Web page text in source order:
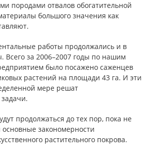
породами отвалов обогатительной
большого значения как
работы продолжались и в
Всего за 2006–2007 годы по нашим
было посажено саженцев
растений на площади 43 га. И эти
мере решат
продолжаться до тех пор, пока не
основные закономерности
растительного покрова.